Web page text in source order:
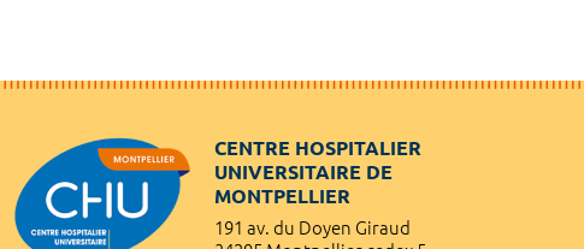
CENTRE HOSPITALIER
UNIVERSITAIRE DE
MONTPELLIER
191 av. du Doyen Giraud